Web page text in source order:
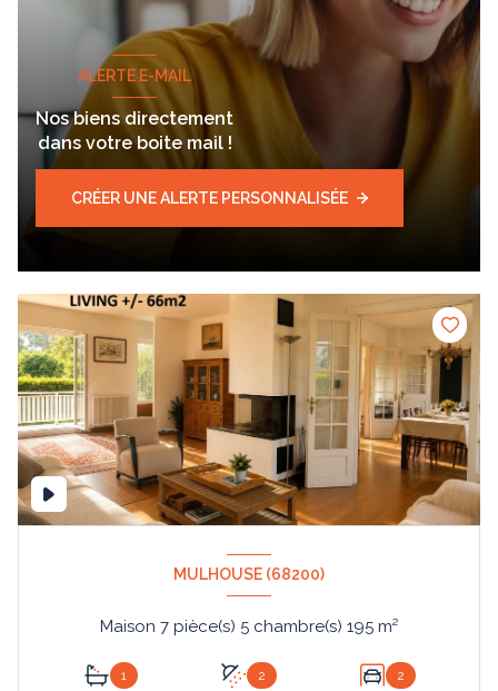
ALERTE E-MAIL
Nos biens directement
dans votre boite mail !
CRÉER UNE ALERTE PERSONNALISÉE
MULHOUSE (68200)
Maison 7 pièce(s) 5 chambre(s) 195 m²
1 2 2